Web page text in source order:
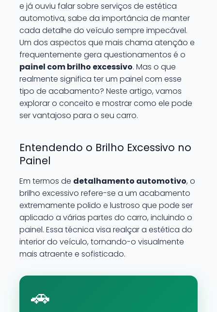
e já ouviu falar sobre serviços de estética
automotiva, sabe da importância de manter
cada detalhe do veículo sempre impecável.
Um dos aspectos que mais chama atenção e
frequentemente gera questionamentos é o
painel com brilho excessivo. Mas o que
realmente significa ter um painel com esse
tipo de acabamento? Neste artigo, vamos
explorar o conceito e mostrar como ele pode
ser vantajoso para o seu carro.
Entendendo o Brilho Excessivo no
Painel
Em termos de detalhamento automotivo, o
brilho excessivo refere-se a um acabamento
extremamente polido e lustroso que pode ser
aplicado a várias partes do carro, incluindo o
painel. Essa técnica visa realçar a estética do
interior do veículo, tornando-o visualmente
mais atraente e sofisticado.
🚗